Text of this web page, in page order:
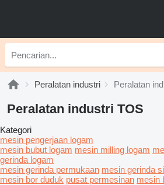
Peralatan industri Peralatan
Peralatan industri TOS
Kategori
mesin pengerjaan logam
mesin bubut logam mesin milling logam
gerinda logam
mesin gerinda permukaan mesin gerinda
mesin bor duduk pusat permesinan mesin